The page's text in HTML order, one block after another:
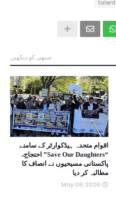
talent
سبھی کو دیکھیں
اقوام متحدہ ہیڈکوارٹر کے سامنے
“Save Our Daughters” احتجاج،
پاکستانی مسیحیوں نے انصاف کا
مطالبہ کر دیا
May 08, 2026